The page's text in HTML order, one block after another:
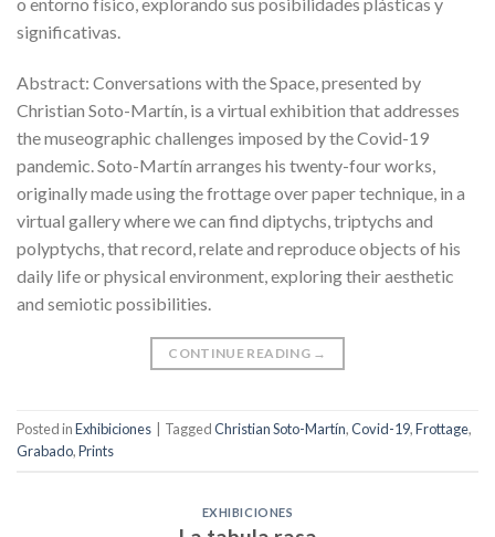
significativas.
Abstract: Conversations with the Space, presented by
Christian Soto-Martín, is a virtual exhibition that addresses
the museographic challenges imposed by the Covid-19
pandemic. Soto-Martín arranges his twenty-four works,
originally made using the frottage over paper technique, in a
virtual gallery where we can find diptychs, triptychs and
polyptychs, that record, relate and reproduce objects of his
daily life or physical environment, exploring their aesthetic
and semiotic possibilities.
CONTINUE READING →
Posted inExhibiciones TaggedChristian Soto-Martín,Covid-19,Frottage,
Grabado,Prints
EXHIBICIONES